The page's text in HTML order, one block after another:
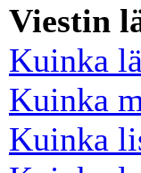
Viestin
Kuinka
Kuinka
Kuinka